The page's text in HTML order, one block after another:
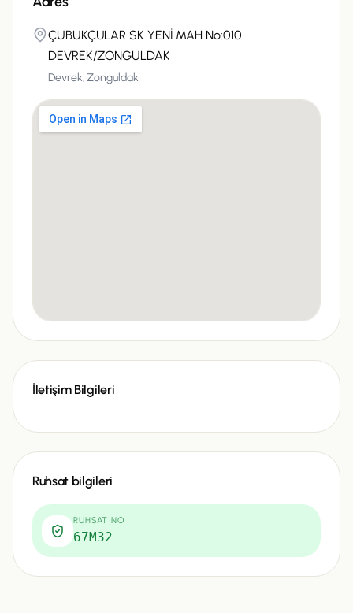
ÇUBUKÇULAR SK YENİ MAH No:010
DEVREK/ZONGULDAK
Devrek,Zonguldak
İletişim Bilgileri
Ruhsat bilgileri
RUHSAT NO
67M32